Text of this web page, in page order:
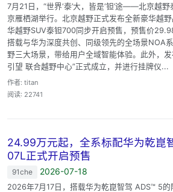
7月21日，“世界‘泰’大，皆是‘钽’途——北京越
京雁栖湖举行。北京越野正式发布全新豪华越野
华越野SUV泰钽700同步开启预售，预售价
搭载与华为深度共创、同级领先的全场景NOA
野三大场景，带给用户全域智能体验。此外，
引望 联合越野中心”正式成立，并进行挂牌仪...
作者: titan
阅读: 22741
24.99万元起，全系标配华为乾崑
07L正式开启预售
91che 2026-07-18
2026年7月17日，搭载华为乾崑智驾 ADS™ 5的